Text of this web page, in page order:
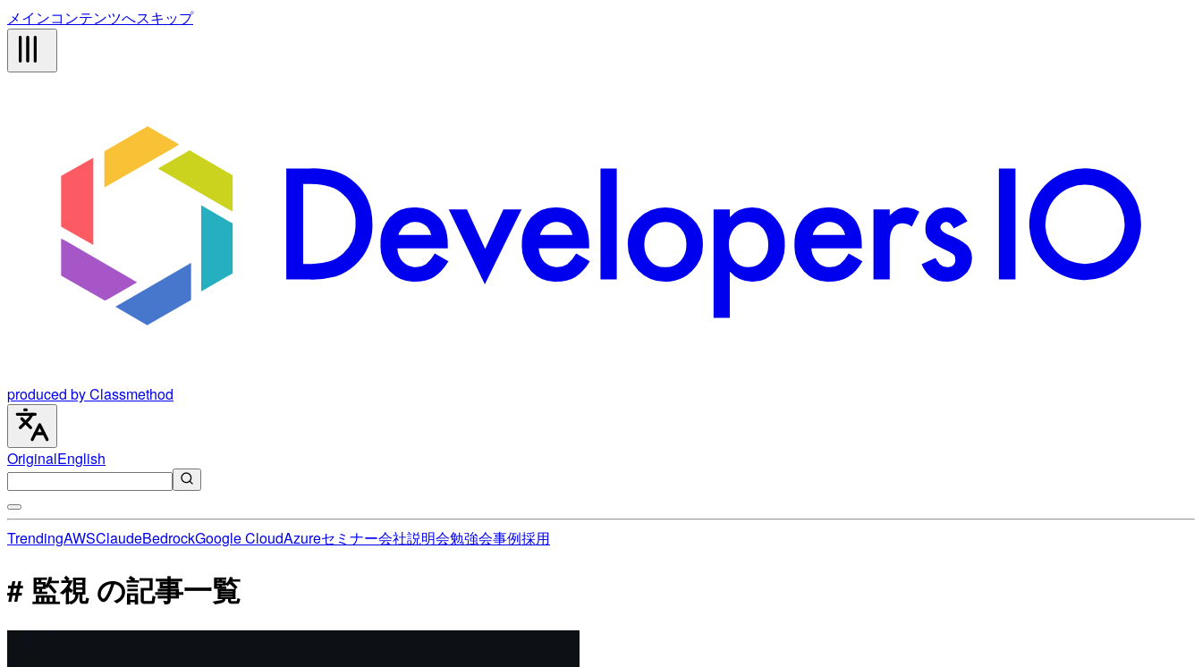
メインコンテンツへスキップ
produced by Classmethod
OriginalEnglish
TrendingAWSClaudeBedrockGoogle CloudAzureセミナー会社説明会勉強会事例採用
# 監視 の記事一覧